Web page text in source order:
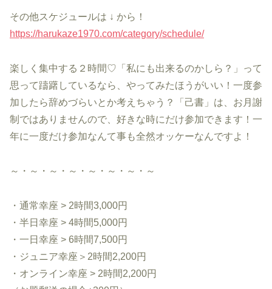
その他スケジュールは ↓ から！
https://harukaze1970.com/category/schedule/
楽しく集中する２時間♡「私にも出来るのかしら？」って
思って躊躇しているなら、やってみたほうがいい！一度参
加したら辞めづらいとか考えちゃう？「己書」は、お月謝
制ではありませんので、好きな時にだけ参加できます！一
年に一度だけ参加なんて事も全然オッケーなんですよ！
～・～・～・～・～・～・～・～
・通常幸座 > 2時間3,000円
・半日幸座 > 4時間5,000円
・一日幸座 > 6時間7,500円
・ジュニア幸座＞2時間2,200円
・オンライン幸座 > 2時間2,200円